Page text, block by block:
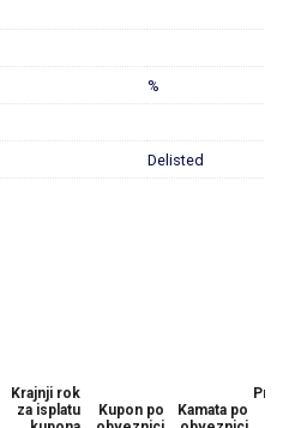
%
Delisted
Krajnji rok
za isplatu
Kupon po
Kamata po